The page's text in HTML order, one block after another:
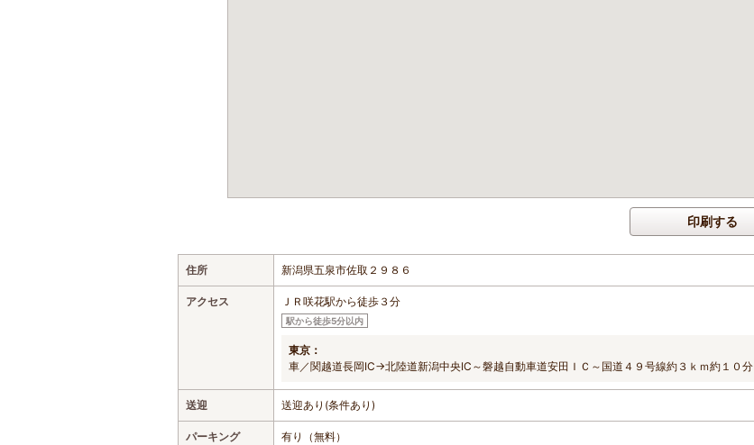
印刷する
住所 新潟県五泉市佐取２９８６
アクセス ＪＲ咲花駅から徒歩３分
駅から徒歩5分以内
東京：
車／関越道長岡IC→北陸道新潟中央IC～磐越自動車道安田ＩＣ～国道４９号線約３ｋｍ約１０分
送迎 送迎あり(条件あり)
パーキング 有り（無料）